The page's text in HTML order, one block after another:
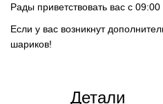
Рады приветствовать вас с
Если у вас возникнут
шариков!
Детали